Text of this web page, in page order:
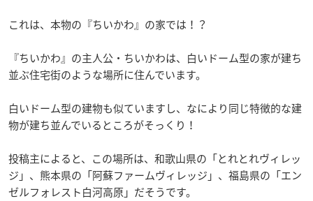
これは、本物の『ちいかわ』の家では！？
『ちいかわ』の主人公・ちいかわは、白いドーム型の家が建ち
並ぶ住宅街のような場所に住んでいます。
白いドーム型の建物も似ていますし、なにより同じ特徴的な建
物が建ち並んでいるところがそっくり！
投稿主によると、この場所は、和歌山県の「とれとれヴィレッ
ジ」、熊本県の「阿蘇ファームヴィレッジ」、福島県の「エン
ゼルフォレスト白河高原」だそうです。